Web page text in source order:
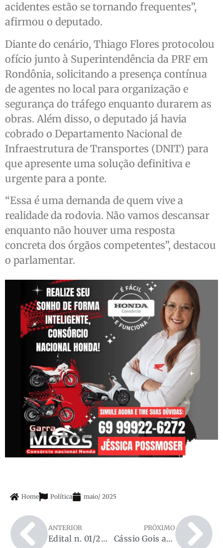
acidentes estão se tornando frequentes”,
afirmou o deputado.
Diante do cenário, Thiago Flores protocolou
ofício junto à Superintendência da PRF em
Rondônia, solicitando a presença contínua
de agentes no local para organização e
segurança do tráfego enquanto durarem as
obras. Além disso, o deputado já havia
cobrado o Departamento Nacional de
Infraestrutura de Transportes (DNIT) para
que apresente uma solução definitiva e
urgente para a ponte.
“Essa é uma demanda de quem vive a
realidade da rodovia. Não vamos descansar
enquanto não houver uma resposta
concreta dos órgãos competentes”, destacou
o parlamentar.
Home Política maio/ 2025
ANTERIOR
Edital n. 01/2025 Comissão Eleitoral/SINDSMEO -Comunica a realização de Eleição do Sindicato dosServidores Públicos Municipais de Espigão do Oeste
PRÓXIMO
Cássio Gois assegura R$ 100 mil para campanha de castração de animais em Pimenta Bueno